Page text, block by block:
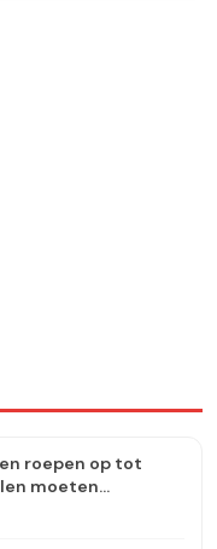
roepen op tot
moeten